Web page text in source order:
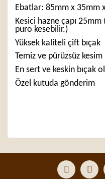
Ebatlar: 85mm x 35mm
Kesici hazne çapı 25mm
puro kesebilir.)
Yüksek kaliteli çift bıçak
Temiz ve pürüzsüz kesim
En sert ve keskin bıçak
Özel kutuda gönderim
formunu kullanarak
Görüş ve önerileriniz için